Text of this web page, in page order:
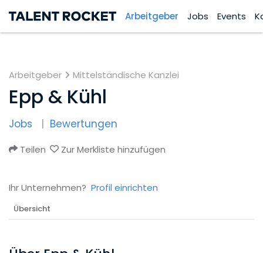
Arbeitgeber Jobs Events
Arbeitgeber Mittelständische Kanzlei
Epp & Kühl
Jobs Bewertungen
Teilen Zur Merkliste hinzufügen
Ihr Unternehmen? Profil einrichten
Übersicht